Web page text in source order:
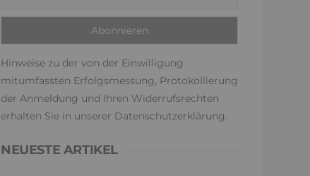
Hinweise zu der von der Einwilligung
mitumfassten Erfolgsmessung, Protokollierung
der Anmeldung und Ihren Widerrufsrechten
erhalten Sie in unserer Datenschutzerklärung.
NEUESTE ARTIKEL